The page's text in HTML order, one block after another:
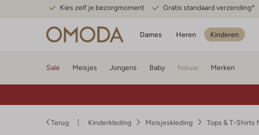
Kies zelf je bezorgmoment Gratis standaard verzending*
Dames Heren Kinderen
Sale Meisjes Jongens Baby Nieuw Merken
Terug Kinderkleding Meisjeskleding Tops & T-Shirts